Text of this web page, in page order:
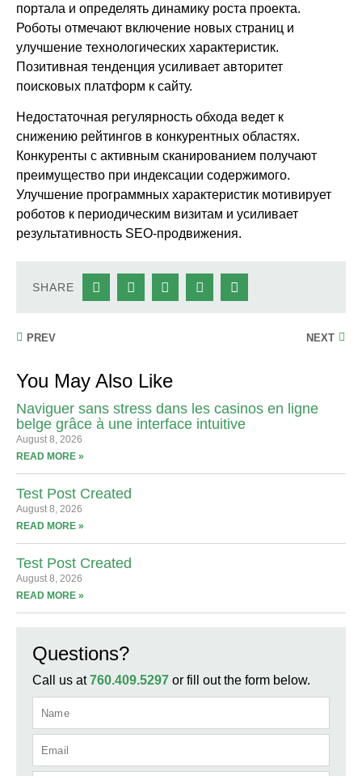
портала и определять динамику роста проекта.
Роботы отмечают включение новых страниц и
улучшение технологических характеристик.
Позитивная тенденция усиливает авторитет
поисковых платформ к сайту.
Недостаточная регулярность обхода ведет к
снижению рейтингов в конкурентных областях.
Конкуренты с активным сканированием получают
преимущество при индексации содержимого.
Улучшение программных характеристик мотивирует
роботов к периодическим визитам и усиливает
результативность SEO-продвижения.
SHARE
PREV NEXT
You May Also Like
Naviguer sans stress dans les casinos en ligne
belge grâce à une interface intuitive
August 8, 2026
READ MORE »
Test Post Created
August 8, 2026
READ MORE »
Test Post Created
August 8, 2026
READ MORE »
Questions?
Call us at760.409.5297 or fill out the form below.